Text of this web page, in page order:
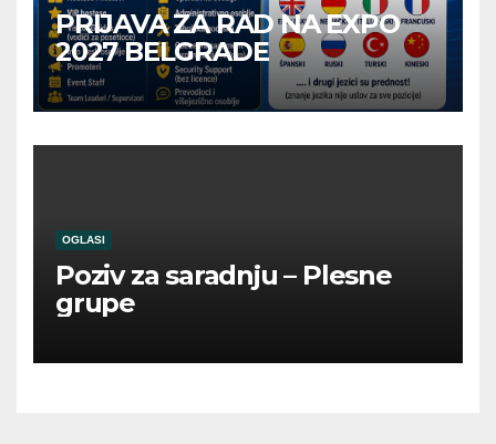
PRIJAVA ZA RAD NA EXPO
2027 BELGRADE
OGLASI
Poziv za saradnju – Plesne
grupe